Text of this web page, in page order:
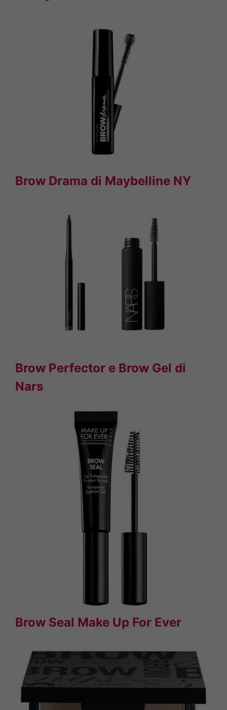
Brow Drama di Maybelline NY
Brow Perfector e Brow Gel di
Nars
Brow Seal Make Up For Ever